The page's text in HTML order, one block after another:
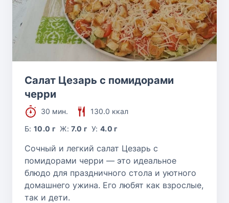
Салат Цезарь с помидорами
черри
30 мин.
130.0 ккал
Б:10.0 г Ж:7.0 г У:4.0 г
Сочный и легкий салат Цезарь с
помидорами черри — это идеальное
блюдо для праздничного стола и уютного
домашнего ужина. Его любят как взрослые,
так и дети.